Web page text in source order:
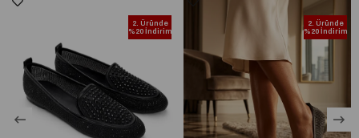
2. Üründe
%20 İndirim
2. Üründe
%20 İndirim